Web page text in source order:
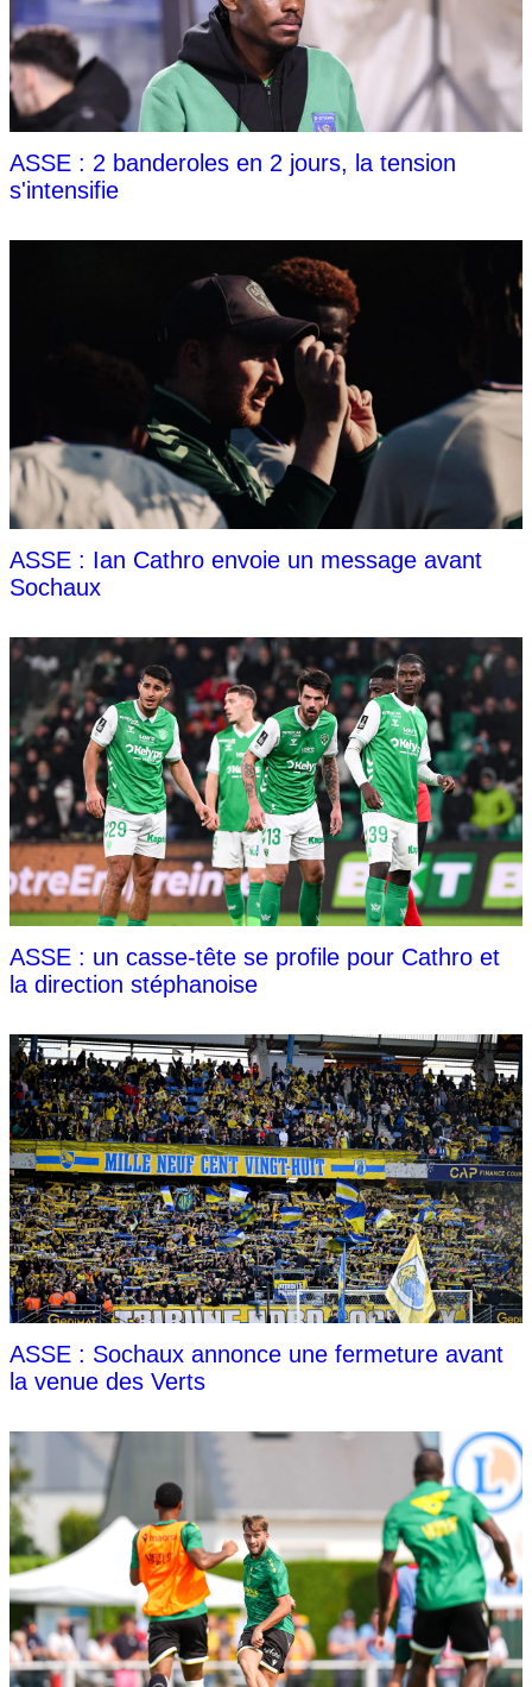
ASSE : 2 banderoles en 2 jours, la tension
s'intensifie
ASSE : Ian Cathro envoie un message avant
Sochaux
ASSE : un casse-tête se profile pour Cathro et
la direction stéphanoise
ASSE : Sochaux annonce une fermeture avant
la venue des Verts